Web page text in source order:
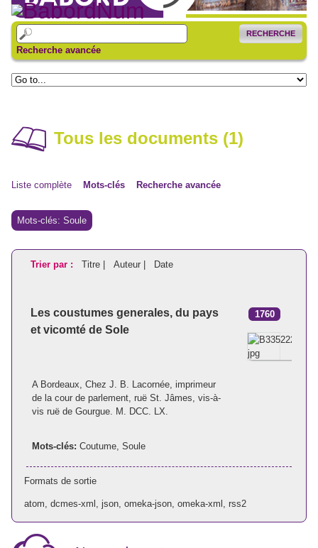
RECHERCHE
Recherche avancée
Tous les documents (1)
Liste complète Mots-clés Recherche avancée
Mots-clés: Soule
Trier par : Titre | Auteur | Date
Les coustumes generales, du pays
et vicomté de Sole
1760
A Bordeaux, Chez J. B. Lacornée, imprimeur
de la cour de parlement, ruë St. Jâmes, vis-à-
vis ruë de Gourgue. M. DCC. LX.
Mots-clés: Coutume Soule
Formats de sortie
atom, dcmes-xml , json, omeka-json, omeka-xml , rss2